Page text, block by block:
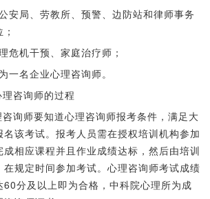
安局、劳教所、预警、边防站和律师事务
危机干预、家庭治疗师；
一名企业心理咨询师。
咨询师的过程
询师要知道心理咨询师报考条件，满足大
该考试。报考人员需在授权培训机构参加
相应课程并且作业成绩达标，然后由培训
规定时间参加考试。心理咨询师考试成绩
分及以上即为合格，中科院心理所为成